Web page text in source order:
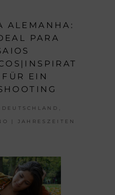
ALEMANHA:
PARA
EIN
| JAHRESZEITEN